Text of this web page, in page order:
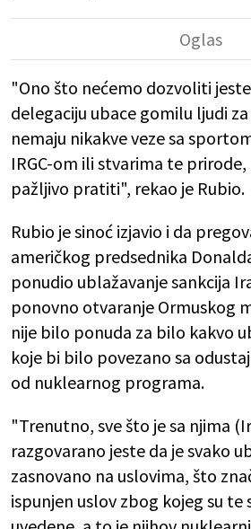
"Ono što nećemo dozvoliti
delegaciju ubace gomilu ljudi
nemaju nikakve veze sa
IRGC-om ili stvarima te
pažljivo pratiti", rekao je Rubio.
Rubio je sinoć izjavio i da
američkog predsednika
ponudio ublažavanje sankcija
ponovno otvaranje Ormuskog
nije bilo ponuda za bilo kakvo
koje bi bilo povezano sa
od nuklearnog programa.
"Trenutno, sve što je sa njima
razgovarano jeste da je svako
zasnovano na uslovima, što
ispunjen uslov zbog kojeg su te